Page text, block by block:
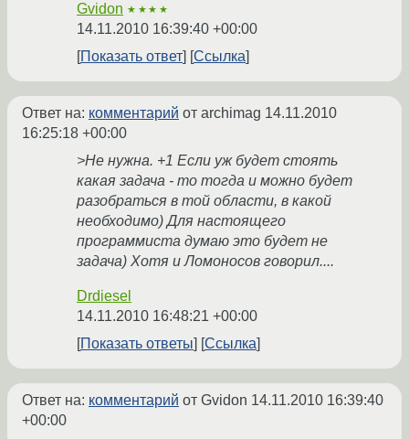
Gvidon ★★★★
14.11.2010 16:39:40 +00:00
Показать ответ
Ссылка
Ответ на: комментарий от archimag 14.11.2010
16:25:18 +00:00
>Не нужна. +1 Если уж будет стоять
какая задача - то тогда и можно будет
разобраться в той области, в какой
необходимо) Для настоящего
программиста думаю это будет не
задача) Хотя и Ломоносов говорил....
Drdiesel
14.11.2010 16:48:21 +00:00
Показать ответы
Ссылка
Ответ на: комментарий от Gvidon 14.11.2010 16:39:40
+00:00